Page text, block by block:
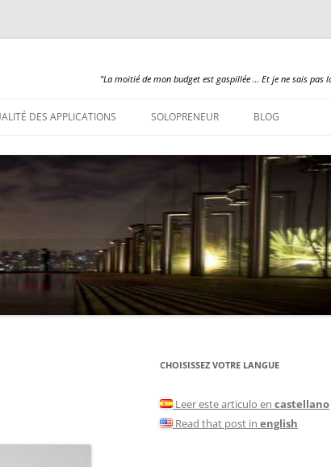
"La moitié de mon budget est gaspillée … Et je ne sais pas
DES APPLICATIONS SOLOPRENEUR BLOG
CHOISISSEZ VOTRE LANGUE
Leer este articulo en castellano
Read that post in english